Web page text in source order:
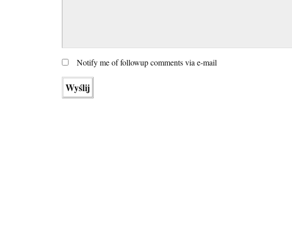
Notify me of followup comments via e-mail